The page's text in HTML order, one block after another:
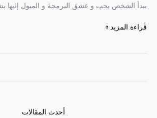
يبدأ الشخص بحب و عشق البرمجة و الميول إليها
قراءة المزيد »
أحدث المقالات